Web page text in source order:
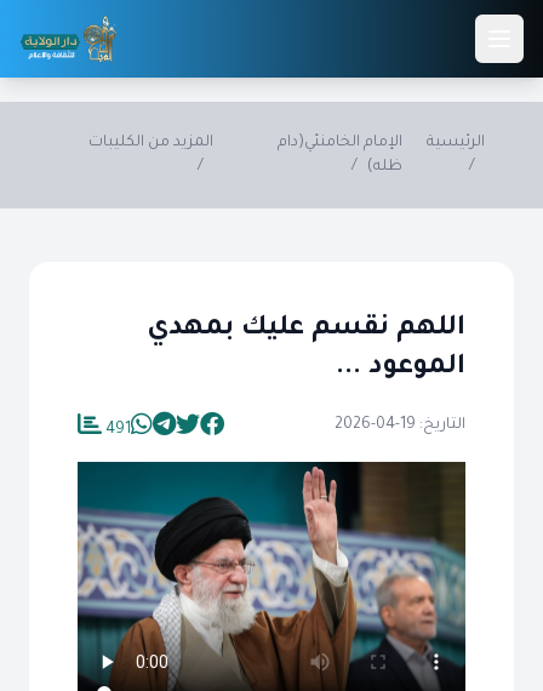
Skip to main content
الرئيسية
/
الإمام الخامنئي(دام
ظله)
/
المزيد من الكليبات
/
اللهم نقسم عليك بمهدي
الموعود ...
التاريخ: 19-04-2026 491